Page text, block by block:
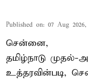
Published on: 07 Aug
சென்னை,
தமிழ்நாடு
உத்தரவின்படி,